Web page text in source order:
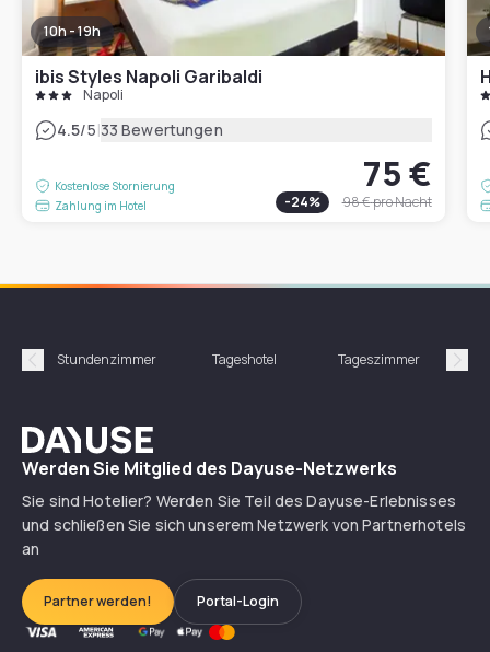
10h - 19h
ibis Styles Napoli Garibaldi
Napoli
4.5/5|33 Bewertungen
Kostenlose Stornierung
Zahlung im Hotel
75 €
-24% 98 €pro Nacht
Précédent
Stundenzimmer Tageshotel Tageszimmer
Dayuse
Werden Sie Mitglied des Dayuse-Netzwerks
Sie sind Hotelier? Werden Sie Teil des Dayuse-Erlebnisses
und schließen Sie sich unserem Netzwerk von Partnerhotels
an
Partner werden! Portal-Login